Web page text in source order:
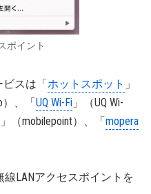
ポイント
スは「ホットスポット 」
）、「UQ Wi-Fi 」（UQ Wi-
」（mobilepoint）、「mopera
LANアクセスポイントを